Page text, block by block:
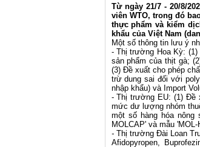
Từ ngày 21/7 - 20/8/
viên WTO, trong đó
thực phẩm và kiểm
khẩu của Việt Nam
Một số thông tin lưu ý
- Thị trường Hoa Kỳ:
sản phẩm của thịt gà;
(3) Đề xuất cho phép
trừ dung sai đối với
nhập khẩu) và Import
- Thị trường EU: (1) Đề
mức dư lượng nhóm
một số hàng hóa nông
MOLCAP' và mẫu
- Thị trường Đài Loan
Afidopyropen,